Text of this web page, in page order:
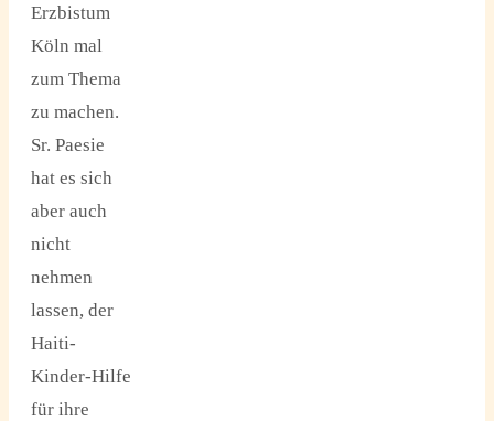
Erzbistum
Köln mal
zum Thema
zu machen.
Sr. Paesie
hat es sich
aber auch
nicht
nehmen
lassen, der
Haiti-
Kinder-Hilfe
für ihre